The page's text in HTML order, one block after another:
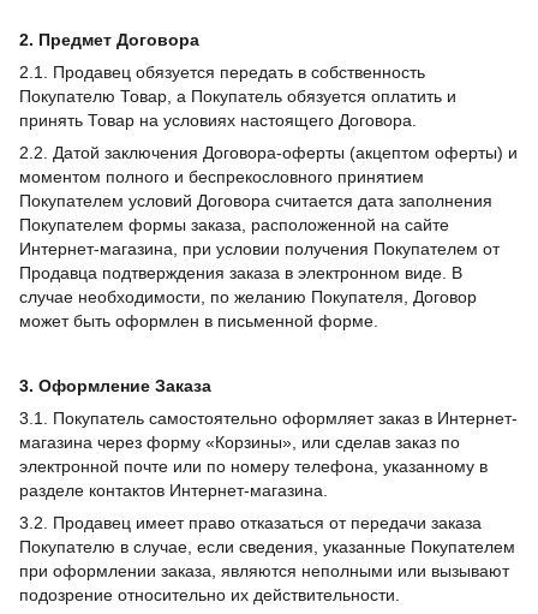
2. Предмет Договора
2.1. Продавец обязуется передать в собственность
Покупателю Товар, а Покупатель обязуется оплатить и
принять Товар на условиях настоящего Договора.
2.2. Датой заключения Договора-оферты (акцептом оферты) и
моментом полного и беспрекословного принятием
Покупателем условий Договора считается дата заполнения
Покупателем формы заказа, расположенной на сайте
Интернет-магазина, при условии получения Покупателем от
Продавца подтверждения заказа в электронном виде. В
случае необходимости, по желанию Покупателя, Договор
может быть оформлен в письменной форме.
3. Оформление Заказа
3.1. Покупатель самостоятельно оформляет заказ в Интернет-
магазина через форму «Корзины», или сделав заказ по
электронной почте или по номеру телефона, указанному в
разделе контактов Интернет-магазина.
3.2. Продавец имеет право отказаться от передачи заказа
Покупателю в случае, если сведения, указанные Покупателем
при оформлении заказа, являются неполными или вызывают
подозрение относительно их действительности.